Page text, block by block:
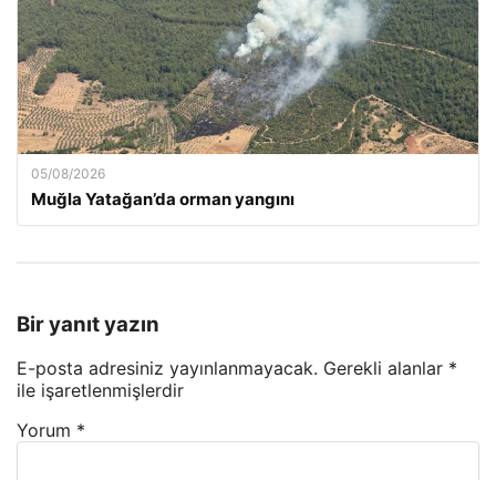
05/08/2026
Muğla Yatağan’da orman yangını
Bir yanıt yazın
E-posta adresiniz yayınlanmayacak. Gerekli alanlar *
ile işaretlenmişlerdir
Yorum *